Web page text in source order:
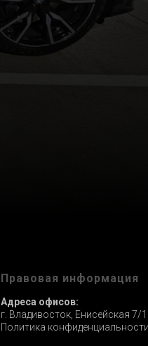
Правовая информация
Адреса офисов:
г. Владивосток, Енисейская 7/
Политика конфиденциальности.